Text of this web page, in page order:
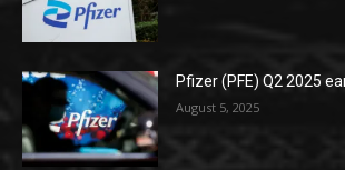
Pfizer (PFE) Q2 2025
August 5, 2025